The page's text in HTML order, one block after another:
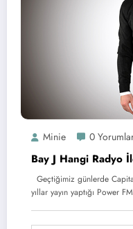
Minie 0
Bay J Hangi Radyo
Geçtiğimiz günlerde
yıllar yayın yaptığı Power